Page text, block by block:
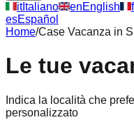
itItaliano enEnglish
esEspañol
Home/Case Vacanza in
Le tue
Indica la località che
personalizzato